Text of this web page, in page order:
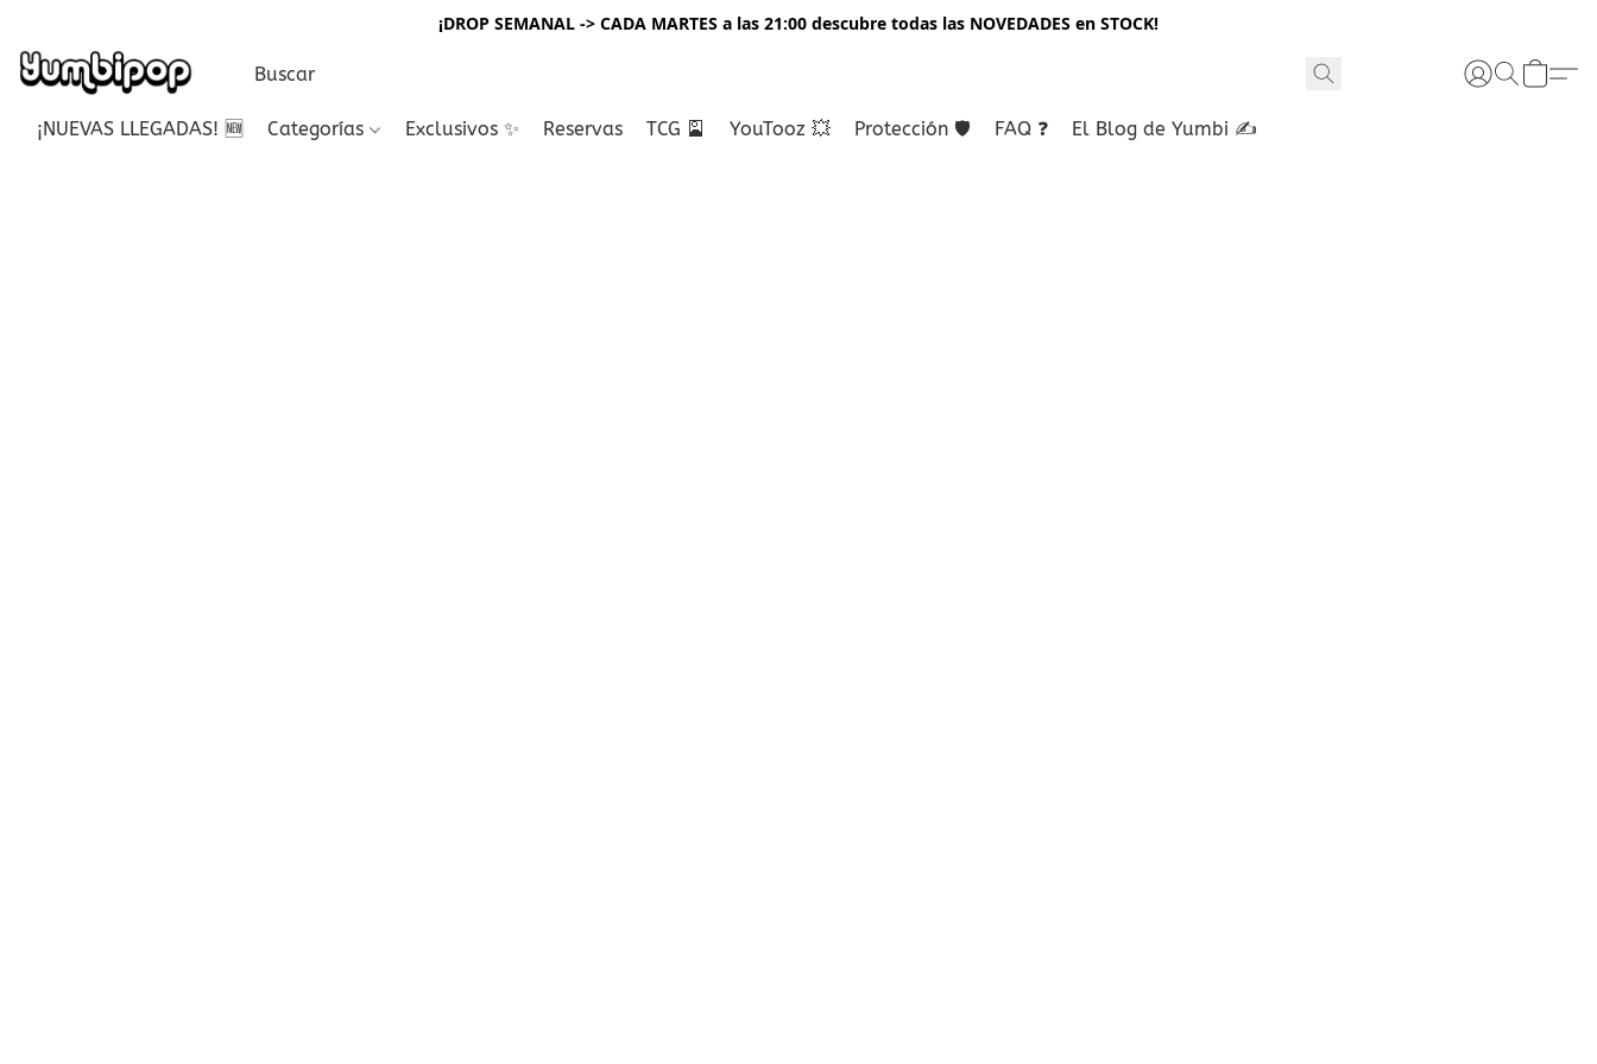
¡DROP SEMANAL -> CADA MARTES a las 21:00 descubre todas las NOVEDADES en STOCK!
¡NUEVAS LLEGADAS! 🆕 Categorías Exclusivos ✨ Reservas TCG 🎴 YouTooz 💥 Protección 🛡️ FAQ ❓ El Blog de Yumbi ✍️